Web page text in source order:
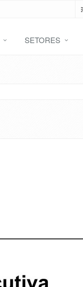
SETORES